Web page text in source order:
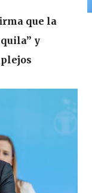
que la
y